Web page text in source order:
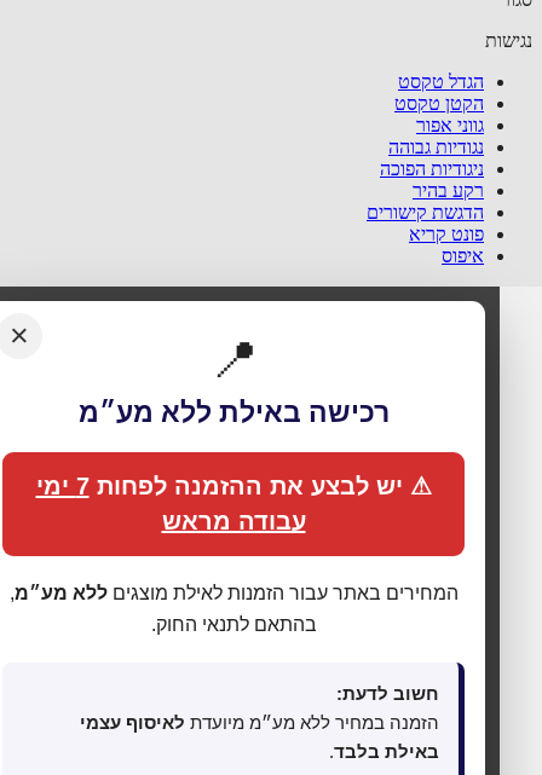
🍪 אנחנו משתמשים בעוגיות כדי לשפר את החוויה
האתר עושה שימוש בעוגיות (Cookies) לתפעול תקין, אנליטיקה,
התאמת תכנים ופרסום ממוקד. בלחיצה על„מאשר הכול”
לשנות העדפות בכל עת דרך
⚙ נהל העדפות פרטיות
הגדל טקסט
הקטן טקסט
גווני אפור
נגודיות גבוהה
ניגודיות הפוכה
רקע בהיר
הדגשת קישורים
פונט קריא
איפוס
📍
רכישה באילת ללא מע״מ
⚠ יש לבצע את ההזמנה לפחות 7 ימי
עבודה מראש
המחירים באתר עבור הזמנות לאילת מוצגיםללא מע״מ,
בהתאם לתנאי החוק.
חשוב לדעת:
הזמנה במחיר ללא מע״מ מיועדתלאיסוף עצמי
באילת בלבד.